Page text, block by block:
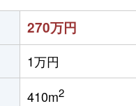
270万円
1万円
410m2